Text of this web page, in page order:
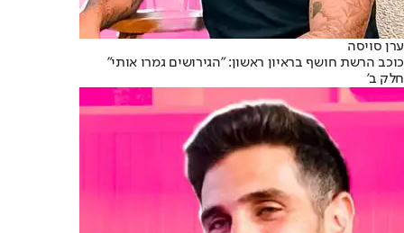
ערן סויסה
כוכב הרשת חושף בראיון ראשון: "הגירושים גמרו אותי"
חלק ב'